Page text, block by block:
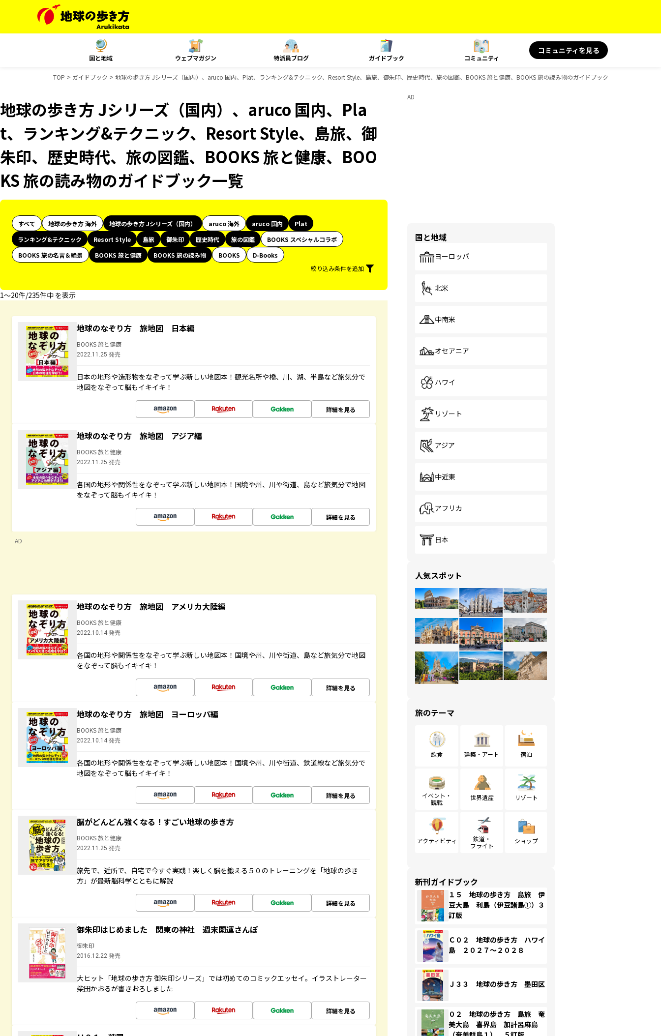
国と地域 ウェブマガジン 特派員ブログ ガイドブック コミュニティ
コミュニティを見る
TOP ガイドブック 地球の歩き方 Jシリーズ（国内）、aruco 国内、Plat、ランキング&テクニック、Resort Style、島旅、御朱印、歴史時代、旅の図鑑、BOOKS 旅と健康、BOOKS 旅の読み物のガイドブック一覧
地球の歩き方 Jシリーズ（国内）、aruco 国内、Pla
t、ランキング&テクニック、Resort Style、島旅、御
朱印、歴史時代、旅の図鑑、BOOKS 旅と健康、BOO
KS 旅の読み物のガイドブック一覧
すべて 地球の歩き方 海外 地球の歩き方 Jシリーズ（国内） aruco 海外 aruco 国内
Plat
ランキング&テクニック
Resort Style 島旅 御朱印 歴史時代 旅の図鑑
BOOKS スペシャルコラボ
BOOKS 旅の名言＆絶景
BOOKS 旅と健康 BOOKS 旅の読み物 BOOKS
D-Books
絞り込み条件を追加
1〜20件/235件中 を表示
地球のなぞり方 旅地図 日本編
BOOKS 旅と健康
2022.11.25 発売
日本の地形や造形物をなぞって学ぶ新しい地図本！観光名所や橋、川、湖、半島など旅気分で
地図をなぞって脳もイキイキ！
詳細を見る
地球のなぞり方 旅地図 アジア編
BOOKS 旅と健康
2022.11.25 発売
各国の地形や関係性をなぞって学ぶ新しい地図本！国境や州、川や街道、島など旅気分で地図
をなぞって脳もイキイキ！
詳細を見る
AD
地球のなぞり方 旅地図 アメリカ大陸編
BOOKS 旅と健康
2022.10.14 発売
各国の地形や関係性をなぞって学ぶ新しい地図本！国境や州、川や街道、島など旅気分で地図
をなぞって脳もイキイキ！
詳細を見る
地球のなぞり方 旅地図 ヨーロッパ編
BOOKS 旅と健康
2022.10.14 発売
各国の地形や関係性をなぞって学ぶ新しい地図本！国境や州、川や街道、鉄道線など旅気分で
地図をなぞって脳もイキイキ！
詳細を見る
脳がどんどん強くなる！すごい地球の歩き方
BOOKS 旅と健康
2022.11.25 発売
旅先で、近所で、自宅で今すぐ実践！楽しく脳を鍛える５０のトレーニングを「地球の歩き
方」が最新脳科学とともに解説
詳細を見る
御朱印はじめました 関東の神社 週末開運さんぽ
御朱印
2016.12.22 発売
大ヒット「地球の歩き方 御朱印シリーズ」では初めてのコミックエッセイ。イラストレーター
柴田かおるが書きおろしました
詳細を見る
AD
国と地域
ヨーロッパ
北米
中南米
オセアニア
ハワイ
リゾート
アジア
中近東
アフリカ
日本
人気スポット
旅のテーマ
飲食 建築・アート 宿泊
イベント・
観戦
世界遺産 リゾート
アクティビティ
鉄道・
フライト
ショップ
新刊ガイドブック
１５ 地球の歩き方 島旅 伊
豆大島 利島（伊豆諸島①）３
訂版
Ｃ０２ 地球の歩き方 ハワイ
島 ２０２７～２０２８
Ｊ３３ 地球の歩き方 墨田区
０２ 地球の歩き方 島旅 奄
美大島 喜界島 加計呂麻島